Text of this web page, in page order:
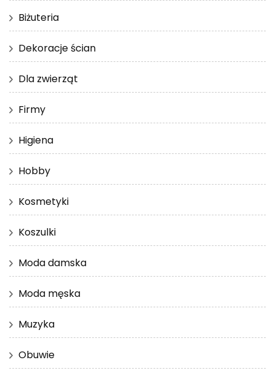
Biżuteria
Dekoracje ścian
Dla zwierząt
Firmy
Higiena
Hobby
Kosmetyki
Koszulki
Moda damska
Moda męska
Muzyka
Obuwie